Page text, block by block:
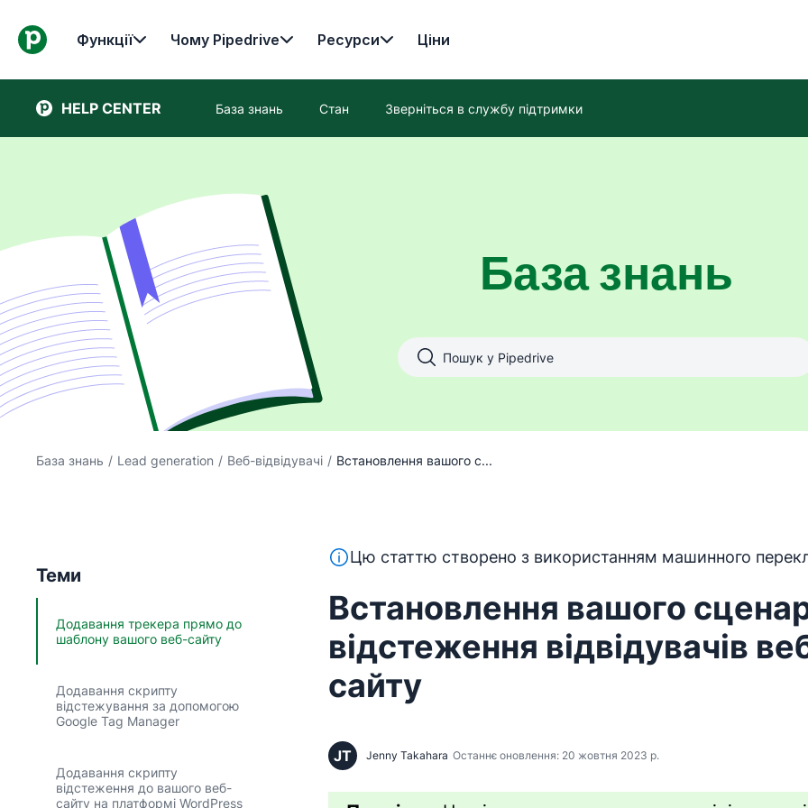
Функції Чому Pipedrive Ресурси Ціни
HELP CENTER База знань Стан Зверніться в службу підтримки
База знань
База знань / Lead generation / Веб-відвідувачі / Встановлення вашого с...
Теми
Додавання трекера прямо до
шаблону вашого веб-сайту
Додавання скрипту
відстежування за допомогою
Google Tag Manager
Додавання скрипту
відстеження до вашого веб-
сайту на платформі WordPress
Цей текст перекладено з англійської мови за допомогою
Цю статтю створено з використанням машинного
Встановлення вашого
відстеження відвідувачів
сайту
JT Jenny Takahara Останнє оновлення: 20 жовтня 2023 р.